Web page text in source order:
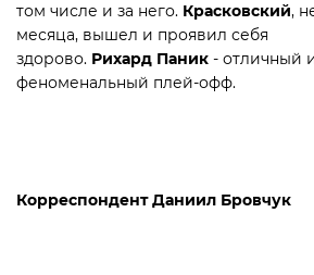
том числе и за него. Красковский,
месяца, вышел и проявил себя
здорово. Рихард Паник - отличный
феноменальный плей-офф.
Корреспондент Даниил Бровчук